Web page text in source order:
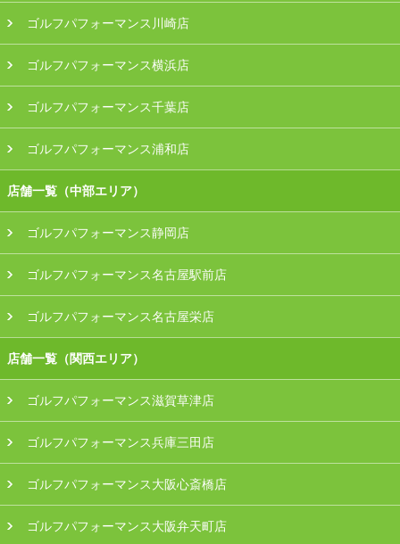
ゴルフパフォーマンス川崎店
ゴルフパフォーマンス横浜店
ゴルフパフォーマンス千葉店
ゴルフパフォーマンス浦和店
店舗一覧（中部エリア）
ゴルフパフォーマンス静岡店
ゴルフパフォーマンス名古屋駅前店
ゴルフパフォーマンス名古屋栄店
店舗一覧（関西エリア）
ゴルフパフォーマンス滋賀草津店
ゴルフパフォーマンス兵庫三田店
ゴルフパフォーマンス大阪心斎橋店
ゴルフパフォーマンス大阪弁天町店